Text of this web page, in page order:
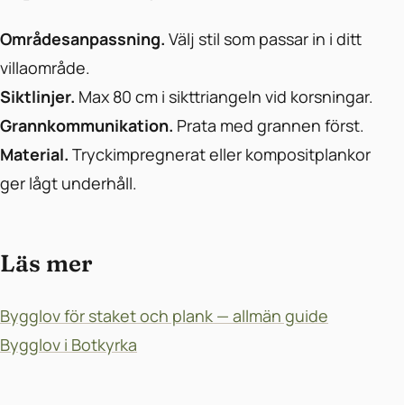
Områdesanpassning. Välj stil som passar in i ditt
villaområde.
Siktlinjer. Max 80 cm i sikttriangeln vid korsningar.
Grannkommunikation. Prata med grannen först.
Material. Tryckimpregnerat eller kompositplankor
ger lågt underhåll.
Läs mer
Bygglov för staket och plank — allmän guide
Bygglov i Botkyrka